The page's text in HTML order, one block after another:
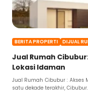
BERITA PROPERTI DIJUAL
Jual Rumah
Lokasi Idaman
Jual Rumah Cibubur : Akses
satu dekade terakhir,